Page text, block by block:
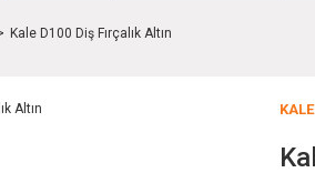
Kale D100 Diş Fırçalık Altın
KALE